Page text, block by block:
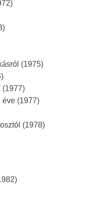
(1975)
(1977)
(1978)